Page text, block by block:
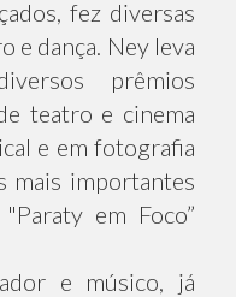
fez diversas
e dança. Ney leva
prêmios
teatro e cinema
e em fotografia
mais importantes
em Foco”
e músico, já